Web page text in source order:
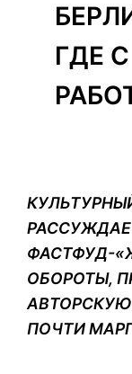
ГДЕ
ФАСТФУД-
ОБОРОТЫ,
ПОЧТИ